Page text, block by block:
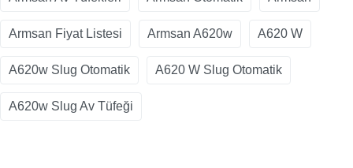
Armsan Fiyat Listesi Armsan A620w A620 W
A620w Slug Otomatik A620 W Slug Otomatik
A620w Slug Av Tüfeği